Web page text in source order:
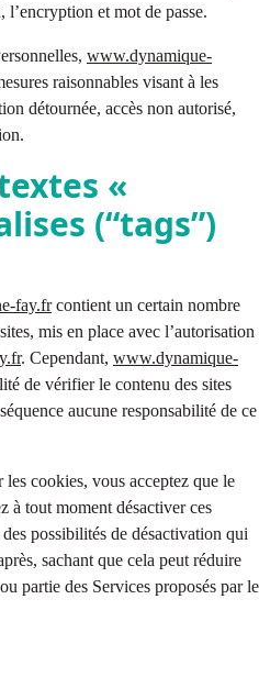
et mot de passe.
www.dynamique-
raisonnables visant à les
détournée, accès non autorisé,
«
(“tags”)
fay.frcontient un certain nombre
mis en place avec l’autorisation
. Cependant, www.dynamique-
de vérifier le contenu des sites
aucune responsabilité de ce
cookies, vous acceptez que le
à tout moment désactiver ces
possibilités de désactivation qui
sachant que cela peut réduire
partie des Services proposés par le